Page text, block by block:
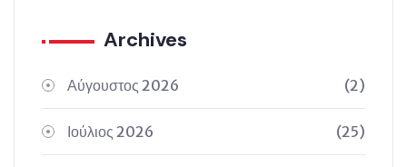
Archives
Αύγουστος 2026 (2)
Ιούλιος 2026 (25)